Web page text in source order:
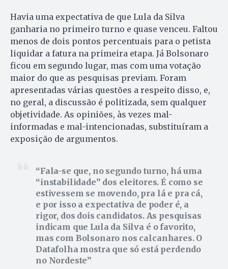
Havia uma expectativa de que Lula da Silva
ganharia no primeiro turno e quase venceu. Faltou
menos de dois pontos percentuais para o petista
liquidar a fatura na primeira etapa. Já Bolsonaro
ficou em segundo lugar, mas com uma votação
maior do que as pesquisas previam. Foram
apresentadas várias questões a respeito disso, e,
no geral, a discussão é politizada, sem qualquer
objetividade. As opiniões, às vezes mal-
informadas e mal-intencionadas, substituíram a
exposição de argumentos.
Fala-se que, no segundo turno, há uma
“instabilidade” dos eleitores. É como se
estivessem se movendo, pra lá e pra cá,
e por isso a expectativa de poder é, a
rigor, dos dois candidatos. As pesquisas
indicam que Lula da Silva é o favorito,
mas com Bolsonaro nos calcanhares. O
Datafolha mostra que só está perdendo
no Nordeste